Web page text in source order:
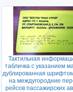
Тактильная
табличка с указанием
дублированная
на междугородние
рейсов пассажирских